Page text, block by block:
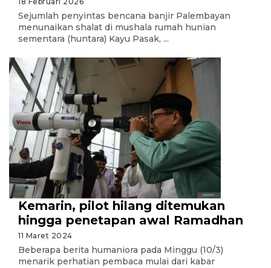
Sejumlah penyintas bencana banjir Palembayan
menunaikan shalat di mushala rumah hunian
sementara (huntara) Kayu Pasak, ...
Kemarin, pilot hilang ditemukan
hingga penetapan awal Ramadhan
11 Maret 2024
Beberapa berita humaniora pada Minggu (10/3)
menarik perhatian pembaca mulai dari kabar